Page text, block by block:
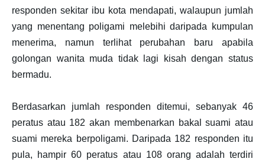
responden sekitar ibu kota mendapati, walaupun jumlah
yang menentang poligami melebihi daripada kumpulan
menerima, namun terlihat perubahan baru apabila
golongan wanita muda tidak lagi kisah dengan status
bermadu.
Berdasarkan jumlah responden ditemui, sebanyak 46
peratus atau 182 akan membenarkan bakal suami atau
suami mereka berpoligami. Daripada 182 responden itu
pula, hampir 60 peratus atau 108 orang adalah terdiri